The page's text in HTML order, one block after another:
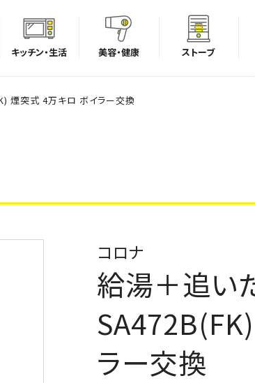
キッチン・生活 美容・健康 ストーブ
煙突式 4万キロ ボイラー交換
コロナ
給湯＋追い
ラー交換